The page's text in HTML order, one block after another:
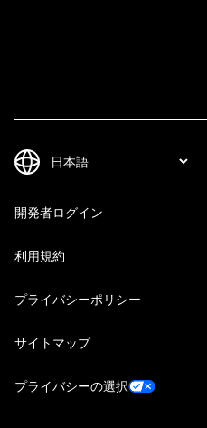
開発者ログイン
利用規約
プライバシーポリシー
サイトマップ
プライバシーの選択